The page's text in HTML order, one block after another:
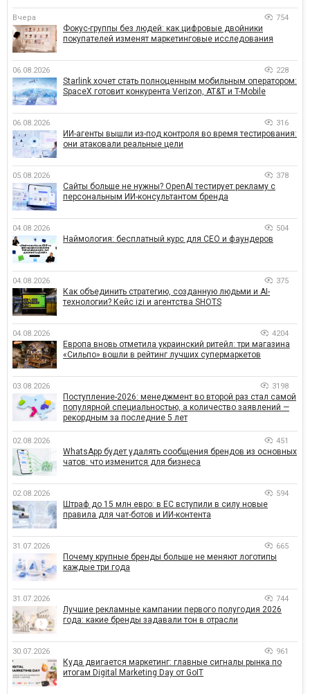
Вчера 754
Фокус-группы без людей: как цифровые двойники
покупателей изменят маркетинговые исследования
06.08.2026 228
Starlink хочет стать полноценным мобильным оператором:
SpaceX готовит конкурента Verizon, AT&T и T-Mobile
06.08.2026 316
ИИ-агенты вышли из-под контроля во время тестирования:
они атаковали реальные цели
05.08.2026 378
Сайты больше не нужны? OpenAI тестирует рекламу с
персональным ИИ-консультантом бренда
04.08.2026 504
Наймология: бесплатный курс для CEO и фаундеров
04.08.2026 375
Как объединить стратегию, созданную людьми и AI-
технологии? Кейс izi и агентства SHOTS
04.08.2026 4204
Европа вновь отметила украинский ритейл: три магазина
«Сильпо» вошли в рейтинг лучших супермаркетов
03.08.2026 3198
Поступление-2026: менеджмент во второй раз стал самой
популярной специальностью, а количество заявлений —
рекордным за последние 5 лет
02.08.2026 451
WhatsApp будет удалять сообщения брендов из основных
чатов: что изменится для бизнеса
02.08.2026 594
Штраф до 15 млн евро: в ЕС вступили в силу новые
правила для чат-ботов и ИИ-контента
31.07.2026 665
Почему крупные бренды больше не меняют логотипы
каждые три года
31.07.2026 744
Лучшие рекламные кампании первого полугодия 2026
года: какие бренды задавали тон в отрасли
30.07.2026 961
Куда двигается маркетинг: главные сигналы рынка по
итогам Digital Marketing Day от GoIT